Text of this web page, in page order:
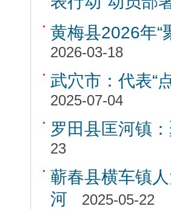
黄梅县2026年“
2026-03-18
武穴市：代表“
2025-07-04
罗田县匡河镇
23
蕲春县横车镇
河
2025-05-22